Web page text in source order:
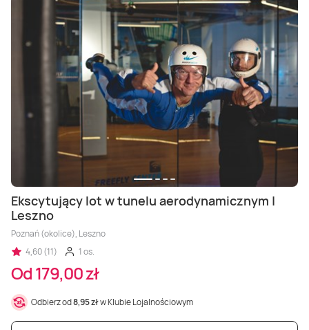
Ekscytujący lot w tunelu aerodynamicznym |
Leszno
Poznań (okolice), Leszno
4,60 (11)
1 os.
Od 179,00 zł
Odbierz od8,95 złw Klubie Lojalnościowym